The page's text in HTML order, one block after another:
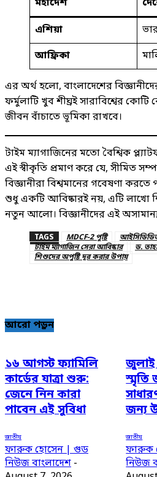
মহাদেশ
এশিয়া
আফ্রিকা
এর অর্থ হলো, বাংলাদেশের
ফর্মুলাটি খুব শীঘ্রই সারাবিশ্বের
জীবন বাঁচাতে ভূমিকা রাখবে।
টাইম ম্যাগাজিনের মতো বৈশ্বিক
এই স্বীকৃতি প্রমাণ করে যে, সীমিত
বিজ্ঞানীরা বিশ্বমানের গবেষণা করতে
শুধু একটি আবিষ্কারই নয়, এটি লাখো
নতুন আলো। বিজ্ঞানীদের এই
TAGS MDCF-2 পুষ্টি
টাইম ম্যাগাজিন সেরা আবিষ্কার
ড.
শিশুদের অপুষ্টি দূর করার উপায়
আরো পড়ুন
১৬ আগস্ট ফ্যামিলি
কার্ডের যাত্রা শুরু:
জেনে নিন কারা
পাবেন এই সুবিধা
জাতীয়
ফারুক হোসেন | গুড
নিউজ বাংলাদেশ -
জুলাই
স্মৃতি
জন্য
জাতীয়
ফারুক
নিউজ